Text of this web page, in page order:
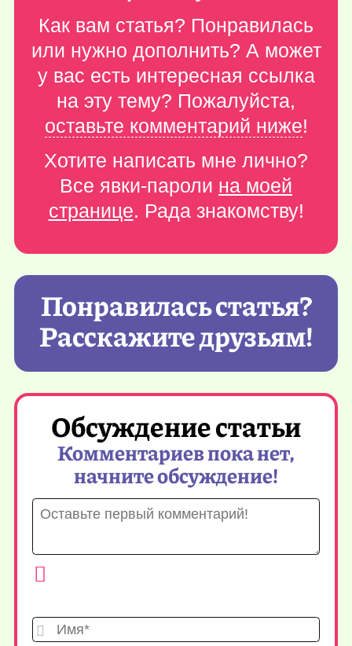
Как вам статья? Понравилась
или нужно дополнить? А может
у вас есть интересная ссылка
на эту тему? Пожалуйста,
оставьте комментарий ниже!
Хотите написать мне лично?
Все явки-пароли на моей
странице. Рада знакомству!
Понравилась статья?
Расскажите друзьям!
Обсуждение статьи
Комментариев пока нет,
начните обсуждение!
Имя*